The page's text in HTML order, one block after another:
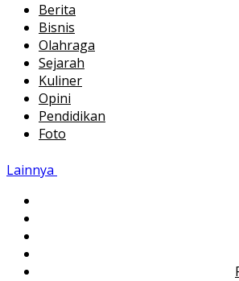
Berita
Bisnis
Olahraga
Sejarah
Kuliner
Opini
Pendidikan
Foto
Lainnya